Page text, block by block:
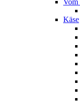
Vom
Käse